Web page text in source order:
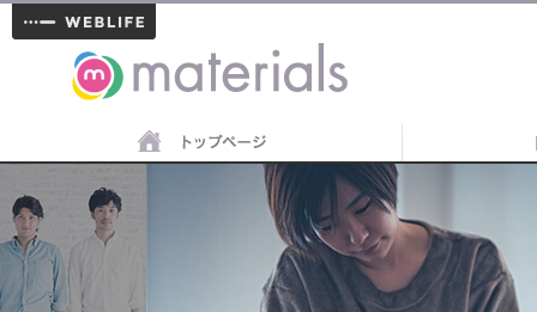
materials